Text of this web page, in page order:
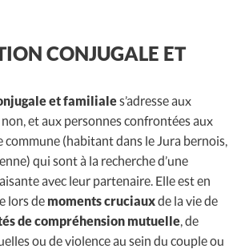
CONJUGALE ET
et familiales’adresse aux
et aux personnes confrontées aux
commune (habitant dans le Jura bernois,
qui sont à la recherche d’une
avec leur partenaire. Elle est en
lors de moments cruciauxde la vie de
de compréhension mutuelle, de
ou de violence au sein du couple ou